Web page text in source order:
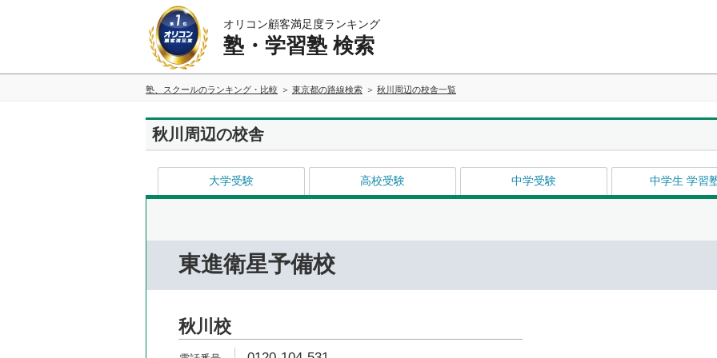
オリコン顧客満足度ランキング
塾・学習塾 検索
塾、スクールのランキング・比較 東京都の路線検索 秋川周辺の校舎一覧
秋川周辺の校舎
大学受験 高校受験 中学受験 中学生 学習
東進衛星予備校
秋川校